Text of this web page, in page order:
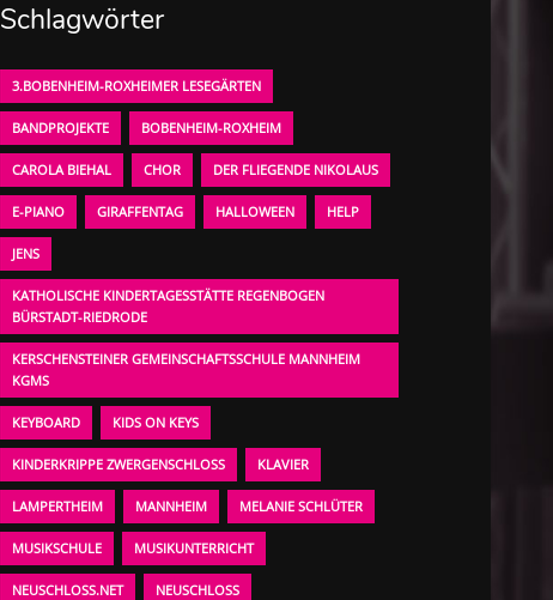
Schlagwörter
3.BOBENHEIM-ROXHEIMER LESEGÄRTEN
BANDPROJEKTE BOBENHEIM-ROXHEIM
CAROLA BIEHAL CHOR DER FLIEGENDE NIKOLAUS
E-PIANO GIRAFFENTAG HALLOWEEN HELP
JENS
KATHOLISCHE KINDERTAGESSTÄTTE REGENBOGEN
BÜRSTADT-RIEDRODE
KERSCHENSTEINER GEMEINSCHAFTSSCHULE MANNHEIM
KGMS
KEYBOARD KIDS ON KEYS
KINDERKRIPPE ZWERGENSCHLOSS KLAVIER
LAMPERTHEIM MANNHEIM MELANIE SCHLÜTER
MUSIKSCHULE MUSIKUNTERRICHT
NEUSCHLOSS.NET NEUSCHLOSS